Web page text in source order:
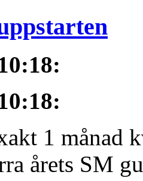
:
:
1 månad
årets SM